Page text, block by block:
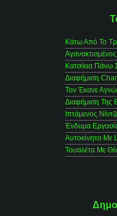
Κάτω Από Το
Κατσίκια Πάνω
Διαφήμιση
Τον Έκανε
Διαφήμιση Της
Ιπτάμενος
Ένδυμα
Αυτοκίνητο Με
Τουαλέτα Με